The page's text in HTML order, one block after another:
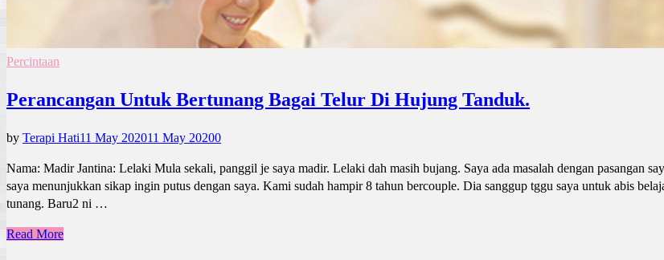
Percintaan
Perancangan Untuk Bertunang Bagai Telur Di Hujung Tanduk.
by Terapi Hati11 May 202011 May 20200
Nama: Madir Jantina: Lelaki Mula sekali, panggil je saya madir. Lelaki dah masih bujang. Saya ada masalah dengan pasangan
saya menunjukkan sikap ingin putus dengan saya. Kami sudah hampir 8 tahun bercouple. Dia sanggup tggu saya untuk abis
tunang. Baru2 ni …
Read More